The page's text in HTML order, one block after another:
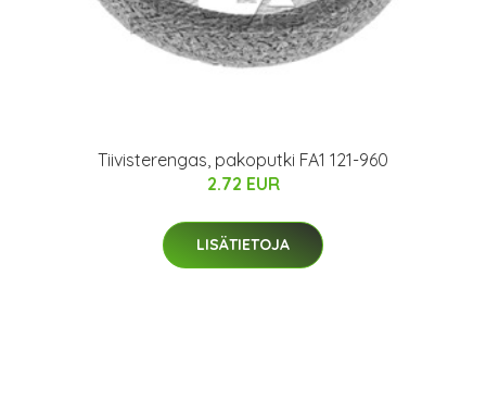
Tiivisterengas, pakoputki FA1 121-960
2.72 EUR
LISÄTIETOJA